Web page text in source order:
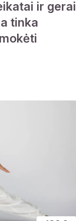
ir gerai
tinka